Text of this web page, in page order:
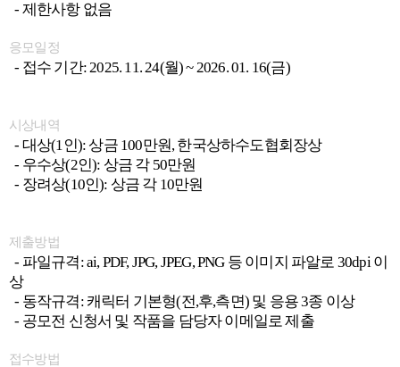
- 제한사항 없음
응모일정
- 접수 기간: 2025. 11. 24(월) ~ 2026. 01. 16(금)
시상내역
- 대상(1인): 상금 100만원, 한국상하수도협회장상
- 우수상(2인): 상금 각 50만원
- 장려상(10인): 상금 각 10만원
제출방법
- 파일규격: ai, PDF, JPG, JPEG, PNG 등 이미지 파알로 30dpi 이
상
- 동작규격: 캐릭터 기본형(전,후,측면) 및 응용 3종 이상
- 공모전 신청서 및 작품을 담당자 이메일로 제출
접수방법